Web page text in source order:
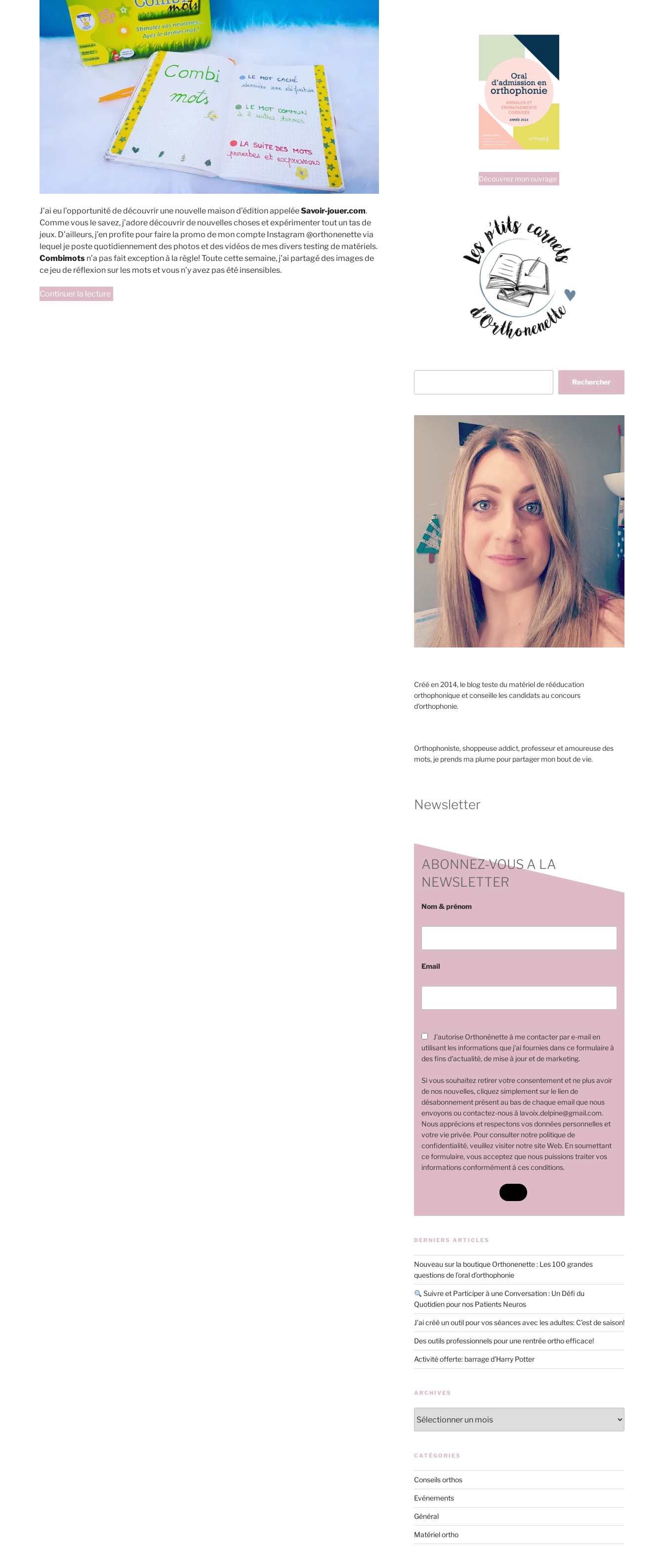
J’ai eu l’opportunité de découvrir une nouvelle maison d’édition appeléeSavoir-jouer.com.
Comme vous le savez, j’adore découvrir de nouvelles choses et expérimenter tout un tas de
jeux. D’ailleurs, j’en profite pour faire la promo de mon compte Instagram @orthonenette via
lequel je poste quotidiennement des photos et des vidéos de mes divers testing de matériels.
Combimots n’a pas fait exception à la règle! Toute cette semaine, j’ai partagé des images de
ce jeu de réflexion sur les mots et vous n’y avez pas été insensibles.
Continuer la lecturede
Découvrez mon ouvrage
Rechercher
Créé en 2014, le blog teste du matériel de rééducation
orthophonique et conseille les candidats au concours
d'orthophonie.
Orthophoniste, shoppeuse addict, professeur et amoureuse des
mots, je prends ma plume pour partager mon bout de vie.
Newsletter
ABONNEZ-VOUS A LA
NEWSLETTER
Nom & prénom
Email
J'autorise Orthonénette à me contacter par e-mail en
utilisant les informations que j'ai fournies dans ce formulaire à
des fins d'actualité, de mise à jour et de marketing.
Si vous souhaitez retirer votre consentement et ne plus avoir
de nos nouvelles, cliquez simplement sur le lien de
désabonnement présent au bas de chaque email que nous
envoyons ou contactez-nous à lavoix.delpine@gmail.com.
Nous apprécions et respectons vos données personnelles et
votre vie privée. Pour consulter notre politique de
confidentialité, veuillez visiter notre site Web. En soumettant
ce formulaire, vous acceptez que nous puissions traiter vos
informations conformément à ces conditions.
DERNIERS ARTICLES
Nouveau sur la boutique Orthonenette : Les 100 grandes
questions de l’oral d’orthophonie
Suivre et Participer à une Conversation : Un Défi du
Quotidien pour nos Patients Neuros
J’ai créé un outil pour vos séances avec les adultes: C’est de saison!
Des outils professionnels pour une rentrée ortho efficace!
Activité offerte: barrage d’Harry Potter
ARCHIVES
CATÉGORIES
Conseils orthos
Evénements
Général
Matériel ortho